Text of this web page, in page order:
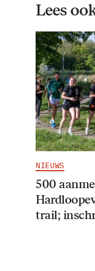
Lees
NIEUWS
500
trail;